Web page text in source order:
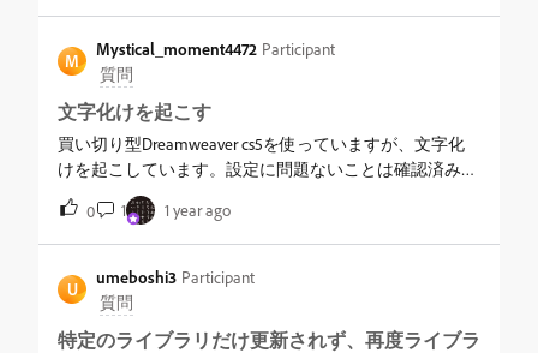
甘くはないが。テキストが表示になるという意味では
HTMLも似たようなもの。では、表示からテキストにで
きれば作る方はもっと楽だ。何せAdobeなんだから、
PhotoshopやXDのデーターを読み込んで良い感じに
HTML/CSS/JSに変換してくれると夢のようだ。かつて
DreamweaverをはじめiWebやホームページビルダーも取
り組んだけどなかなか上手くいかなかった分野。今なら
けど。
ぱなしにすると、「ライブラリ」という項目が出て来ま
す。それをクリック。表示されたウィンドウから、
「Application Support」&gt;「Adobe」&gt;「Dreamweaver
2021 」&gt;「ja_JP」と開く中にある「Configuration」フォ
ルダをゴミ箱に入れるDreamweaverを起動&nbsp;これで
もやはり同じエラーが出る場合は、以下の手順で1つ前
のバージョンのDreamweaverをインストールしてみてく
&gt; Adobe Creative Cloud &gt; Adobe Creative Cloud を起動
表示されているウィンドウで「アプリケーション」の
「すべてのアプリ」「デスクトップ」を表示「インスト
ール済み」の一覧に「Dreamweaver」がある筈ですの
で、「開く」の隣にある点が三つのボタン(...)をクリック
「他のバージョン」をクリックし、表示される
M
Mystical_moment4472 Participant
質問
文字化けを起こす
買い切り型Dreamweaver cs5を使っていますが、文字化
けを起こしています。設定に問題ないことは確認済み
で、編集しようとすると文字化けします。改善策はあり
ますか？また、直らない場合サブスク型のDreamweaver
を買ってデータを移行したら開けるのではないかと思っ
ていますが、14日以内に解約すれば無料ですか？一度試
した上で、動作に問題なければ購入したいのですが。
0 1 1 year ago
U
umeboshi3 Participant
質問
特定のライブラリだけ更新されず、再度ライブラ